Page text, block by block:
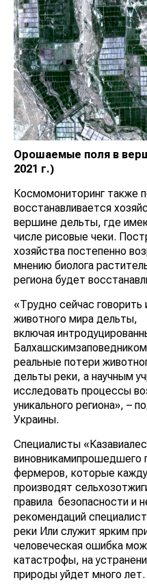
Орошаемые поля в
2021 г.)
Космомониторинг также
восстанавливается
вершине дельты, где
числе рисовые чеки.
хозяйства постепенно
мнению биолога
региона будет
«Трудно сейчас говорить
животного мира дельты,
включая
реальные потери
дельты реки, а научным
исследовать процессы
уникального региона», –
Украины.
Специалисты
виновникамипрошедшего
фермеров, которые
производят
правила безопасности и
рекомендаций
реки Или служит ярким
человеческая ошибка
катастрофы, на
природы уйдет много лет.